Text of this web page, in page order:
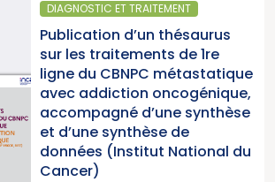
DIAGNOSTIC ET TRAITEMENT
Publication d’un thésaurus
sur les traitements de 1re
ligne du CBNPC métastatique
avec addiction oncogénique,
accompagné d’une synthèse
et d’une synthèse de
données (Institut National du
Cancer)